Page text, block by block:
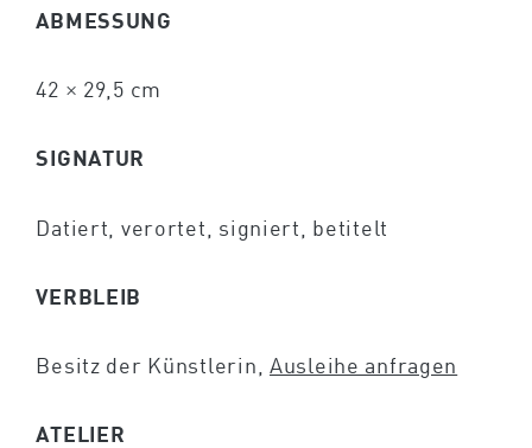
ABMESSUNG
42 × 29,5 cm
SIGNATUR
Datiert, verortet, signiert, betitelt
VERBLEIB
Besitz der Künstlerin, Ausleihe anfragen
ATELIER